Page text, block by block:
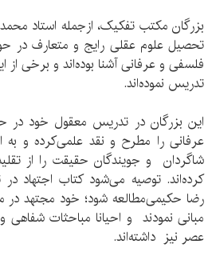
بزرگان مکتب تفکیک، ازجمله استاد
تحصیل علوم عقلی رایج و متعارف در
فلسفی و عرفانی آشنا بوده‌‌اند و برخی از
تدریس نموده‌‌اند.
این بزرگان در تدریس معقول خود در
عرفانی را مطرح و نقد علمی‌کرده و به
شاگردان و جویندگان حقیقت را از
کرده‌‌اند. توصیه می‌شود کتاب اجتهاد
رضا حکیمی‌مطالعه شود؛ خود مجتهد در
مبانی نمودند و احیانا مباحثات
عصر نیز داشته‌‌اند.